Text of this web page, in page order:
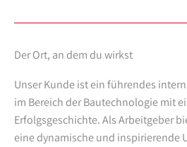
Der Ort, an dem du wirkst
Unser Kunde ist ein führendes
im Bereich der Bautechnologie mit
Erfolgsgeschichte. Als Arbeitgeber
eine dynamische und inspirierende